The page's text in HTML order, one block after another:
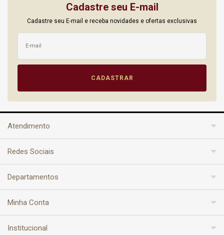
Cadastre seu E-mail
Cadastre seu E-mail e receba novidades e ofertas exclusivas
Atendimento
Redes Sociais
Departamentos
Minha Conta
Institucional